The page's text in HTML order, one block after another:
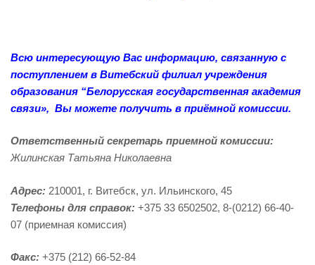
Всю интересующую Вас информацию, связанную с
поступлением в Витебский филиал учреждения
образования “Белорусская государственная академия
связи», Вы можете получить в приёмной комиссии.
Ответственный секретарь приемной комиссии:
Жилинская Татьяна Николаевна
Адрес: 210001, г. Витебск, ул. Ильинского, 45
Телефоны для справок: +375 33 6502502, 8-(0212) 66-40-
07 (приемная комиссия)
Факс: +375 (212) 66-52-84